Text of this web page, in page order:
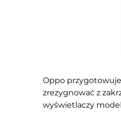
Oppo
zrezygnować z
wyświetlaczy